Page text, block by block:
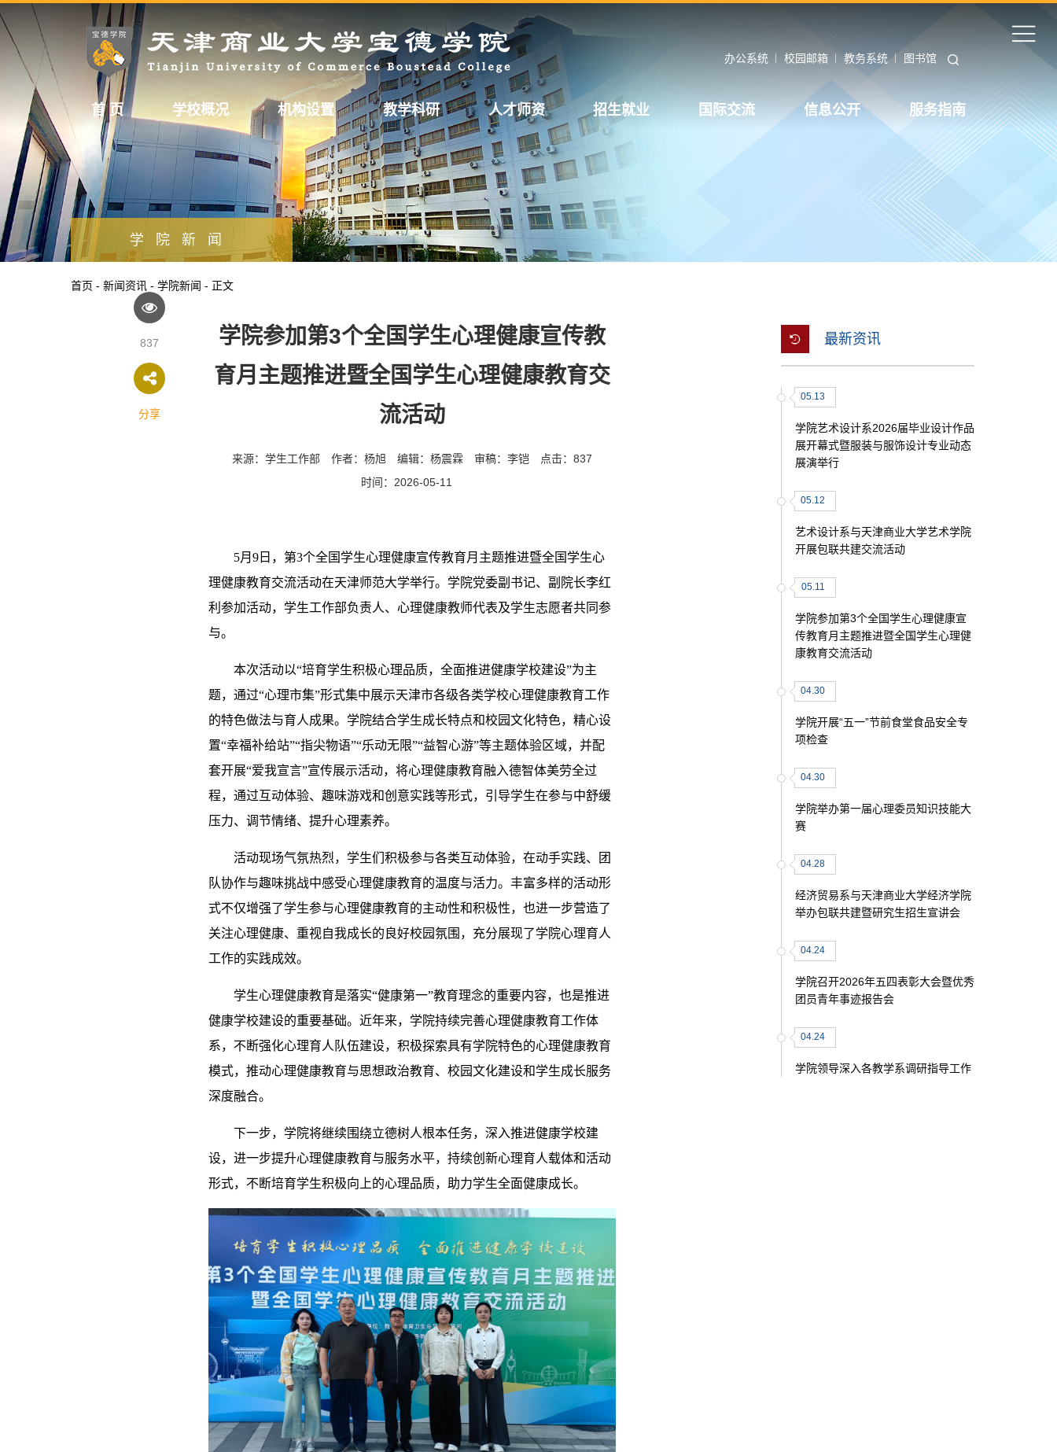
办公系统 校园邮箱 教务系统 图书馆
首 页 学校概况 机构设置 教学科研 人才师资 招生就业 国际交流 信息公开 服务指南
学院新闻
首页 - 新闻资讯 - 学院新闻 - 正文
学院参加第3个全国学生心理健康宣传教
育月主题推进暨全国学生心理健康教育交
流活动
来源：学生工作部 作者：杨旭 编辑：杨震霖 审稿：李铠 点击： 837
时间：2026-05-11
5月9日，第3个全国学生心理健康宣传教育月主题推进暨全国学生心
理健康教育交流活动在天津师范大学举行。学院党委副书记、副院长李红
利参加活动，学生工作部负责人、心理健康教师代表及学生志愿者共同参
与。
本次活动以“培育学生积极心理品质，全面推进健康学校建设”为主
题，通过“心理市集”形式集中展示天津市各级各类学校心理健康教育工作
的特色做法与育人成果。学院结合学生成长特点和校园文化特色，精心设
置“幸福补给站”“指尖物语”“乐动无限”“益智心游”等主题体验区域，并配
套开展“爱我宣言”宣传展示活动，将心理健康教育融入德智体美劳全过
程，通过互动体验、趣味游戏和创意实践等形式，引导学生在参与中舒缓
压力、调节情绪、提升心理素养。
活动现场气氛热烈，学生们积极参与各类互动体验，在动手实践、团
队协作与趣味挑战中感受心理健康教育的温度与活力。丰富多样的活动形
式不仅增强了学生参与心理健康教育的主动性和积极性，也进一步营造了
关注心理健康、重视自我成长的良好校园氛围，充分展现了学院心理育人
工作的实践成效。
学生心理健康教育是落实“健康第一”教育理念的重要内容，也是推进
健康学校建设的重要基础。近年来，学院持续完善心理健康教育工作体
系，不断强化心理育人队伍建设，积极探索具有学院特色的心理健康教育
模式，推动心理健康教育与思想政治教育、校园文化建设和学生成长服务
深度融合。
下一步，学院将继续围绕立德树人根本任务，深入推进健康学校建
设，进一步提升心理健康教育与服务水平，持续创新心理育人载体和活动
形式，不断培育学生积极向上的心理品质，助力学生全面健康成长。
最新资讯
05.13
学院艺术设计系2026届毕业设计作品
展开幕式暨服装与服饰设计专业动态
展演举行
05.12
艺术设计系与天津商业大学艺术学院
开展包联共建交流活动
05.11
学院参加第3个全国学生心理健康宣
传教育月主题推进暨全国学生心理健
康教育交流活动
04.30
学院开展“五一”节前食堂食品安全专
项检查
04.30
学院举办第一届心理委员知识技能大
赛
04.28
经济贸易系与天津商业大学经济学院
举办包联共建暨研究生招生宣讲会
04.24
学院召开2026年五四表彰大会暨优秀
团员青年事迹报告会
04.24
学院领导深入各教学系调研指导工作
837
分享